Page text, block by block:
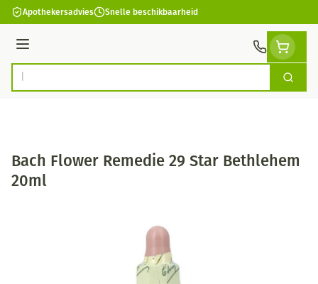
Ga naar de inhoud
Apothekersadvies Snelle beschikbaarheid
Menu
Product, merk, categorie... Zoek
Bach Flower Remedie 29 Star Bethlehem
20ml